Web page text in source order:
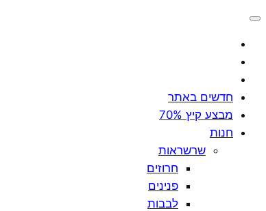
לדלג
חדשים באתר
מבצע קיץ 70%
חנות
שרשראות
חרוזים
פנינים
לבבות